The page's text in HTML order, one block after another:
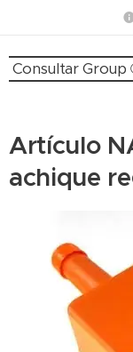
Consultar Group
Artículo
achique